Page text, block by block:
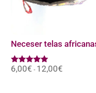
Neceser telas
Valorado
6,00€ - 12,00€